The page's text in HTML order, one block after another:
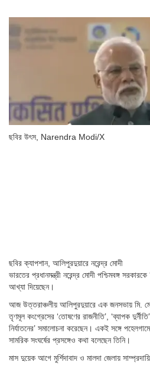
ছবির উৎস, Narendra Modi/X
ছবির ক্যাপশান, আলিপুরদুয়ারে নরেন্দ্র মোদী
ভারতের প্রধানমন্ত্রী নরেন্দ্র মোদী পশ্চিমবঙ্গ সরকারকে
আখ্যা দিয়েছেন।
আজ উত্তরাঞ্চলীয় আলিপুরদুয়ারে এক জনসভায় মি.
তৃণমূল কংগ্রেসের ‘তোষণের রাজনীতি’, ‘ব্যাপক
নির্যাতনের’ সমালোচনা করেছেন। একই সঙ্গে
সামরিক সংঘর্ষের প্রসঙ্গেও কথা বলেছেন তিনি।
মাস দুয়েক আগে মুর্শিদাবাদ ও মালদা জেলায়